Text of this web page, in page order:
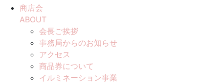
商店会
ABOUT
会長ご挨拶
事務局からのお知らせ
アクセス
商品券について
イルミネーション事業